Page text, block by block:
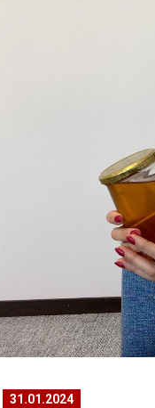
31.01.2024